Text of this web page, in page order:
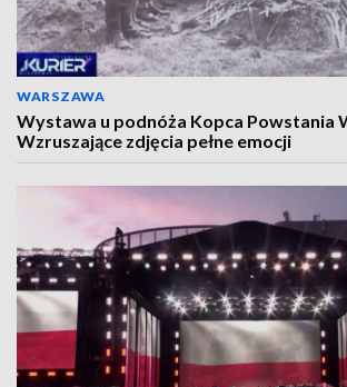
WARSZAWA
Wystawa u podnóża Kopca Powstania
Wzruszające zdjęcia pełne emocji